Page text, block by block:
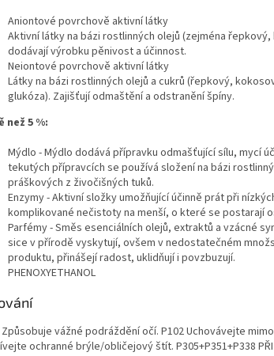
Aniontové povrchově aktivní látky
Aktivní látky na bázi rostlinných olejů (zejména
dodávají výrobku pěnivost a účinnost.
Neiontové povrchově aktivní látky
Látky na bázi rostlinných olejů a cukrů (řepkový,
glukóza). Zajišťují odmaštění a odstranění špíny.
než 5 %:
Mýdlo - Mýdlo dodává přípravku odmašťující sílu, mycí
tekutých přípravcích se používá složení na bázi
práškových z živočišných tuků.
Enzymy - Aktivní složky umožňující účinně prát při
komplikované nečistoty na menší, o které se postarají
Parfémy - Směs esenciálních olejů, extraktů a vzácné
sice v přírodě vyskytují, ovšem v nedostatečném
produktu, přinášejí radost, uklidňují i povzbuzují.
PHENOXYETHANOL
Způsobuje vážné podráždění očí. P102 Uchovávejte
ochranné brýle/obličejový štít. P305+P351+P338 PŘI